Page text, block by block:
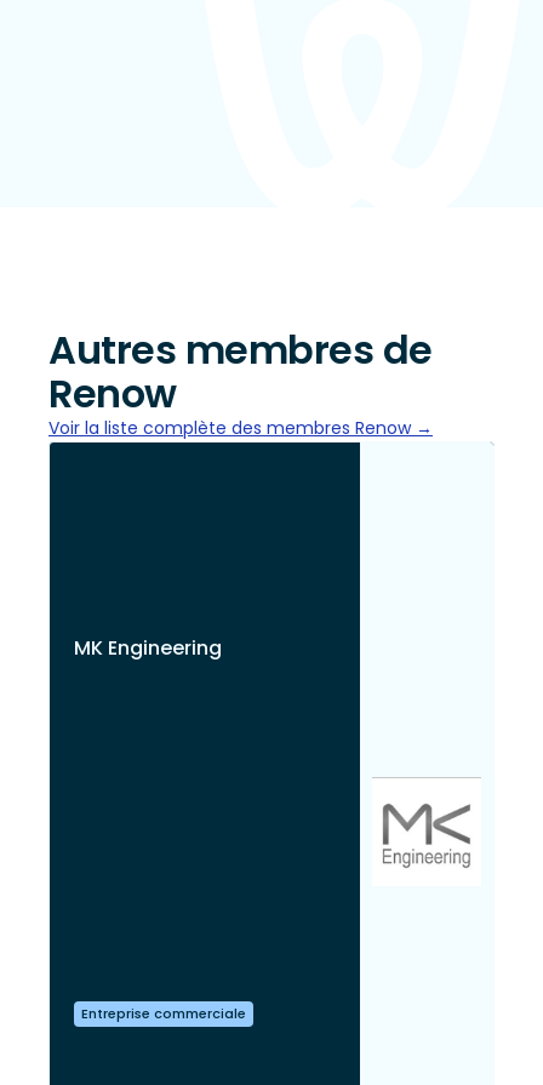
Autres membres de
Renow
Voir la liste complète des membres Renow →
MK Engineering
Entreprise commerciale